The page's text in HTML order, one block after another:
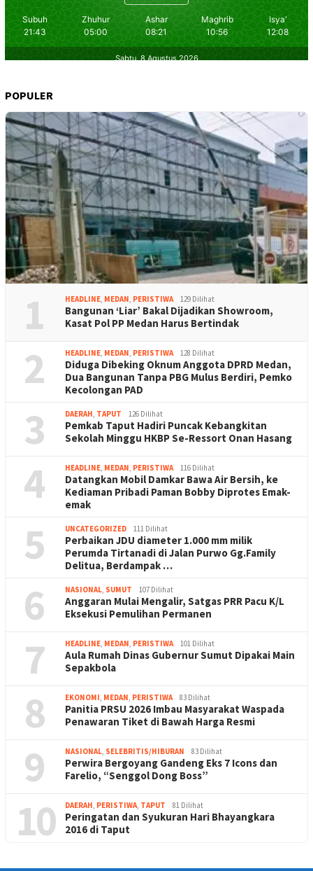
POPULER
1 HEADLINE, MEDAN, PERISTIWA 129 Dilihat
Bangunan ‘Liar’ Bakal Dijadikan Showroom,
Kasat Pol PP Medan Harus Bertindak
2 HEADLINE, MEDAN, PERISTIWA 128 Dilihat
Diduga Dibeking Oknum Anggota DPRD Medan,
Dua Bangunan Tanpa PBG Mulus Berdiri, Pemko
Kecolongan PAD
3 DAERAH, TAPUT 126 Dilihat
Pemkab Taput Hadiri Puncak Kebangkitan
Sekolah Minggu HKBP Se-Ressort Onan Hasang
4 HEADLINE, MEDAN, PERISTIWA 116 Dilihat
Datangkan Mobil Damkar Bawa Air Bersih, ke
Kediaman Pribadi Paman Bobby Diprotes Emak-
emak
5 UNCATEGORIZED 111 Dilihat
Perbaikan JDU diameter 1.000 mm milik
Perumda Tirtanadi di Jalan Purwo Gg.Family
Delitua, Berdampak …
6 NASIONAL, SUMUT 107 Dilihat
Anggaran Mulai Mengalir, Satgas PRR Pacu K/L
Eksekusi Pemulihan Permanen
7 HEADLINE, MEDAN, PERISTIWA 101 Dilihat
Aula Rumah Dinas Gubernur Sumut Dipakai Main
Sepakbola
8 EKONOMI, MEDAN, PERISTIWA 83 Dilihat
Panitia PRSU 2026 Imbau Masyarakat Waspada
Penawaran Tiket di Bawah Harga Resmi
9 NASIONAL, SELEBRITIS/HIBURAN 83 Dilihat
Perwira Bergoyang Gandeng Eks 7 Icons dan
Farelio, “Senggol Dong Boss”
10 DAERAH, PERISTIWA, TAPUT 81 Dilihat
Peringatan dan Syukuran Hari Bhayangkara
2016 di Taput